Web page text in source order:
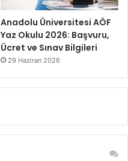
Anadolu Üniversitesi AÖF
Yaz Okulu 2026: Başvuru,
Ücret ve Sınav Bilgileri
29 Haziran 2026